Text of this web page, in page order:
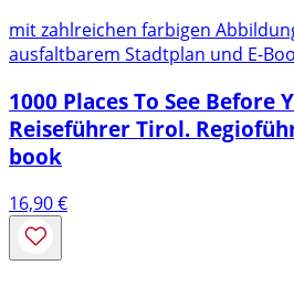
mit zahlreichen farbigen
ausfaltbarem Stadtplan und E-
1000 Places To See Before
Reiseführer Tirol.
book
16,90€